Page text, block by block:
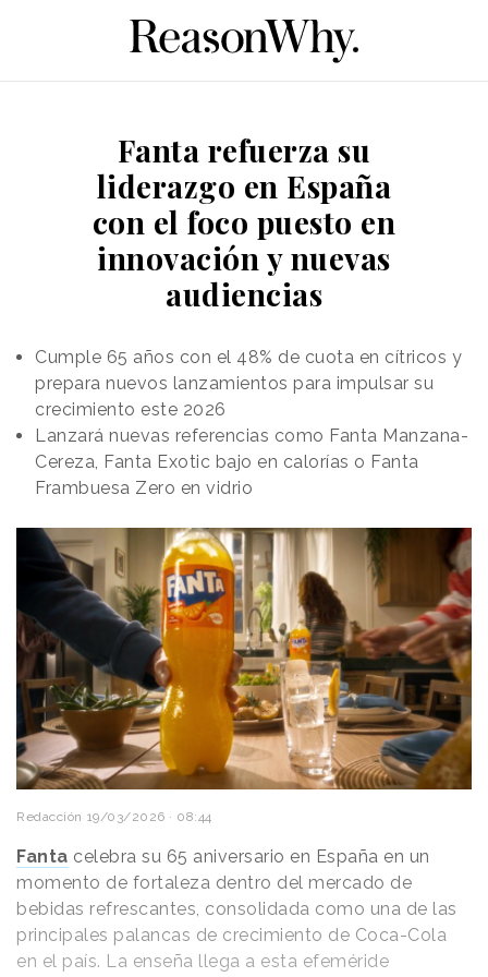
Fanta refuerza su
liderazgo en España
con el foco puesto en
innovación y nuevas
audiencias
Cumple 65 años con el 48% de cuota en cítricos y
prepara nuevos lanzamientos para impulsar su
crecimiento este 2026
Lanzará nuevas referencias como Fanta Manzana-
Cereza, Fanta Exotic bajo en calorías o Fanta
Frambuesa Zero en vidrio
Redacción 19/03/2026 · 08:44
Fanta celebra su 65 aniversario en España en un
momento de fortaleza dentro del mercado de
bebidas refrescantes, consolidada como una de las
principales palancas de crecimiento de Coca-Cola
en el país. La enseña llega a esta efeméride